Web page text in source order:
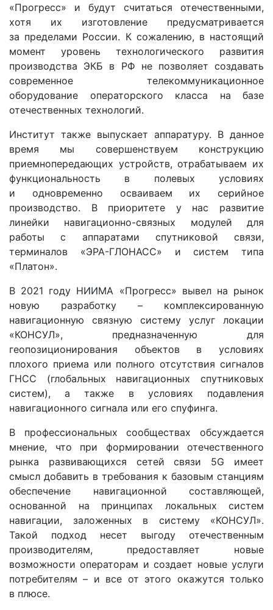
«Прогресс» и будут считаться отечественными,
хотя их изготовление предусматривается
за пределами России. К сожалению, в настоящий
момент уровень технологического развития
производства ЭКБ в РФ не позволяет создавать
современное телекоммуникационное
оборудование операторского класса на базе
отечественных технологий.
Институт также выпускает аппаратуру. В данное
время мы совершенствуем конструкцию
приемнопередающих устройств, отрабатываем их
функциональность в полевых условиях
и одновременно осваиваем их серийное
производство. В приоритете у нас развитие
линейки навигационно-связных модулей для
работы с аппаратами спутниковой связи,
терминалов «ЭРА-ГЛОНАСС» и систем типа
«Платон».
В 2021 году НИИМА «Прогресс» вывел на рынок
новую разработку – комплексированную
навигационную связную систему услуг локации
«КОНСУЛ», предназначенную для
геопозиционирования объектов в условиях
плохого приема или полного отсутствия сигналов
ГНСС (глобальных навигационных спутниковых
систем), а также в условиях подавления
навигационного сигнала или его спуфинга.
В профессиональных сообществах обсуждается
мнение, что при формировании отечественного
рынка развивающихся сетей связи 5G имеет
смысл добавить в требования к базовым станциям
обеспечение навигационной составляющей,
основанной на принципах локальных систем
навигации, заложенных в систему «КОНСУЛ».
Такой подход несет выгоду отечественным
производителям, предоставляет новые
возможности операторам и создает новые услуги
потребителям – и все от этого окажутся только
в плюсе.